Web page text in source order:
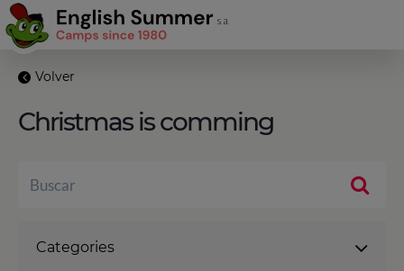
Volver
Christmas is comming
Categories